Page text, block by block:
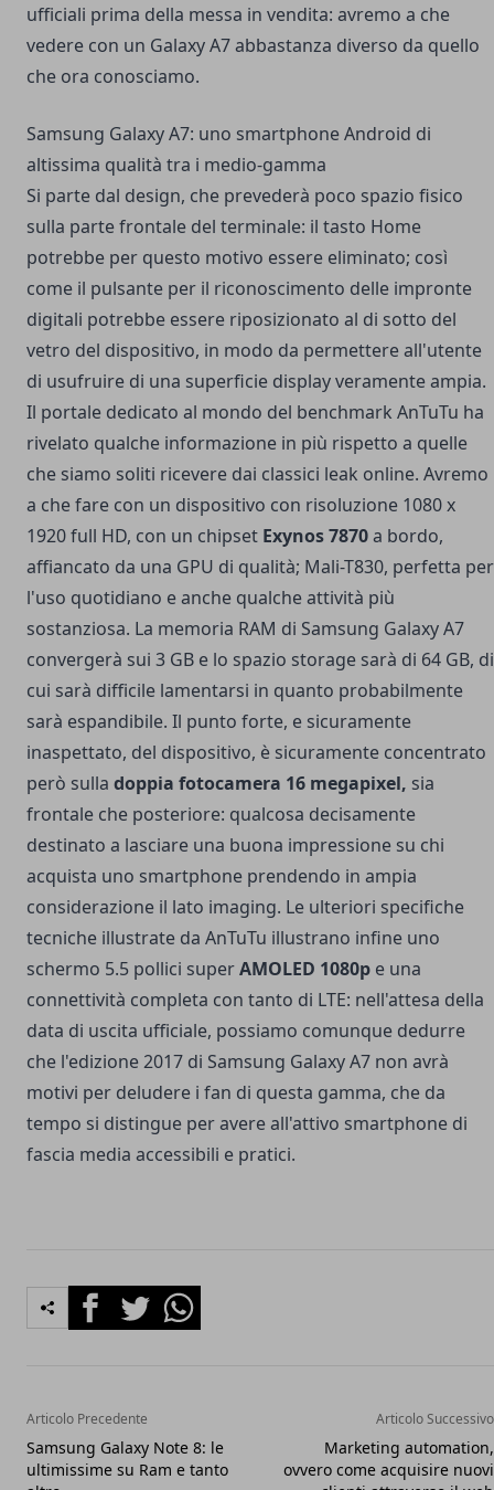
ufficiali prima della messa in vendita: avremo a che
vedere con un Galaxy A7 abbastanza diverso da quello
che ora conosciamo.
Samsung Galaxy A7: uno smartphone Android di
altissima qualità tra i medio-gamma
Si parte dal design, che prevederà poco spazio fisico
sulla parte frontale del terminale: il tasto Home
potrebbe per questo motivo essere eliminato; così
come il pulsante per il riconoscimento delle impronte
digitali potrebbe essere riposizionato al di sotto del
vetro del dispositivo, in modo da permettere all'utente
di usufruire di una superficie display veramente ampia.
Il portale dedicato al mondo del benchmark AnTuTu ha
rivelato qualche informazione in più rispetto a quelle
che siamo soliti ricevere dai classici leak online. Avremo
a che fare con un dispositivo con risoluzione 1080 x
1920 full HD, con un chipset Exynos 7870a bordo,
affiancato da una GPU di qualità; Mali-T830, perfetta per
l'uso quotidiano e anche qualche attività più
sostanziosa. La memoria RAM di Samsung Galaxy A7
convergerà sui 3 GB e lo spazio storage sarà di 64 GB, di
cui sarà difficile lamentarsi in quanto probabilmente
sarà espandibile. Il punto forte, e sicuramente
inaspettato, del dispositivo, è sicuramente concentrato
però sulla doppia fotocamera 16 megapixel, sia
frontale che posteriore: qualcosa decisamente
destinato a lasciare una buona impressione su chi
acquista uno smartphone prendendo in ampia
considerazione il lato imaging. Le ulteriori specifiche
tecniche illustrate da AnTuTu illustrano infine uno
schermo 5.5 pollici superAMOLED 1080p e una
connettività completa con tanto di LTE: nell'attesa della
data di uscita ufficiale, possiamo comunque dedurre
che l'edizione 2017 di Samsung Galaxy A7 non avrà
motivi per deludere i fan di questa gamma, che da
tempo si distingue per avere all'attivo smartphone di
fascia media accessibili e pratici.
FacebookTwitterWhatsapp
Articolo Precedente
Samsung Galaxy Note 8: le
ultimissime su Ram e tanto
Articolo Successivo
Marketing automation,
ovvero come acquisire nuovi